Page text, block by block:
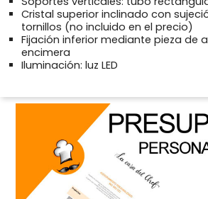
Cristal superior inclinado con
tornillos (no incluido en el precio)
Fijación inferior mediante pieza de
encimera
Iluminación: luz LED